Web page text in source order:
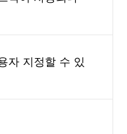
자 지정할 수 있